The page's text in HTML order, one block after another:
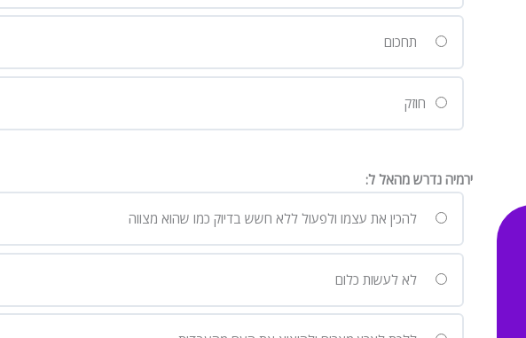
תחכום
חוזק
ירמיה נדרש מהאל ל:
להכין את עצמו ולפעול ללא חשש בדיוק כמו שהוא מצווה
לא לעשות כלום